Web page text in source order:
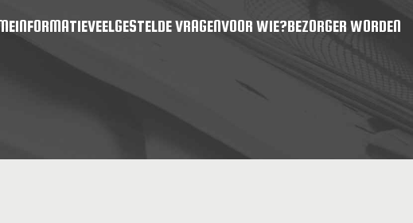
INFORMATIEVEELGESTELDE VRAGENVOOR WIE?BEZORGER WORDEN